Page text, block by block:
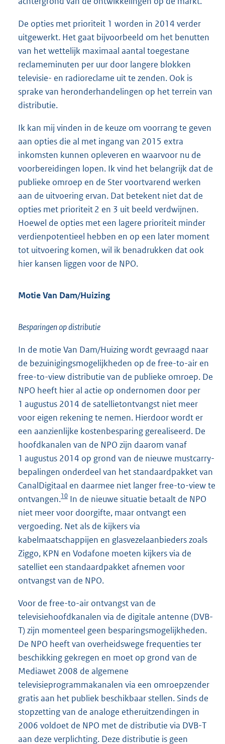
De opties met prioriteit 1 worden in 2014 verder
uitgewerkt. Het gaat bijvoorbeeld om het benutten
van het wettelijk maximaal aantal toegestane
reclameminuten per uur door langere blokken
televisie- en radioreclame uit te zenden. Ook is
sprake van heronderhandelingen op het terrein van
distributie.
Ik kan mij vinden in de keuze om voorrang te geven
aan opties die al met ingang van 2015 extra
inkomsten kunnen opleveren en waarvoor nu de
voorbereidingen lopen. Ik vind het belangrijk dat de
publieke omroep en de Ster voortvarend werken
aan de uitvoering ervan. Dat betekent niet dat de
opties met prioriteit 2 en 3 uit beeld verdwijnen.
Hoewel de opties met een lagere prioriteit minder
verdienpotentieel hebben en op een later moment
tot uitvoering komen, wil ik benadrukken dat ook
hier kansen liggen voor de NPO.
Motie Van Dam/Huizing
Besparingen op distributie
In de motie Van Dam/Huizing wordt gevraagd naar
de bezuinigingsmogelijkheden op de free-to-air en
free-to-view distributie van de publieke omroep. De
NPO heeft hier al actie op ondernomen door per
1 augustus 2014 de satellietontvangst niet meer
voor eigen rekening te nemen. Hierdoor wordt er
een aanzienlijke kostenbesparing gerealiseerd. De
hoofdkanalen van de NPO zijn daarom vanaf
1 augustus 2014 op grond van de nieuwe mustcarry-
bepalingen onderdeel van het standaardpakket van
CanalDigitaal en daarmee niet langer free-to-view te
ontvangen.10 In de nieuwe situatie betaalt de NPO
niet meer voor doorgifte, maar ontvangt een
vergoeding. Net als de kijkers via
kabelmaatschappijen en glasvezelaanbieders zoals
Ziggo, KPN en Vodafone moeten kijkers via de
satelliet een standaardpakket afnemen voor
ontvangst van de NPO.
Voor de free-to-air ontvangst van de
televisiehoofdkanalen via de digitale antenne (DVB-
T) zijn momenteel geen besparingsmogelijkheden.
De NPO heeft van overheidswege frequenties ter
beschikking gekregen en moet op grond van de
Mediawet 2008 de algemene
televisieprogrammakanalen via een omroepzender
gratis aan het publiek beschikbaar stellen. Sinds de
stopzetting van de analoge etheruitzendingen in
2006 voldoet de NPO met de distributie via DVB-T
aan deze verplichting. Deze distributie is geen